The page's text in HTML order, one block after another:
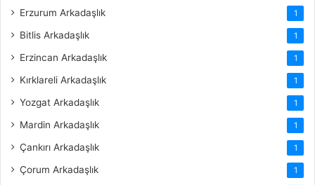
Erzurum Arkadaşlık 1
Bitlis Arkadaşlık 1
Erzincan Arkadaşlık 1
Kırklareli Arkadaşlık 1
Yozgat Arkadaşlık 1
Mardin Arkadaşlık 1
Çankırı Arkadaşlık 1
Çorum Arkadaşlık 1